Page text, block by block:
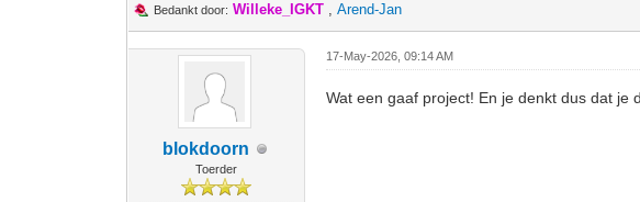
Bedankt door: Willeke_IGKT ,Arend-Jan
blokdoorn
Toerder
17-May-2026, 09:14 AM
Wat een gaaf project! En je denkt dus dat